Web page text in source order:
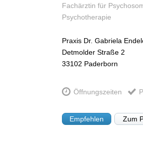
Fachärztin für
Psychotherapie
Praxis Dr. Gabriela
Detmolder Straße 2
33102 Paderborn
Öffnungszeiten
Empfehlen Zum